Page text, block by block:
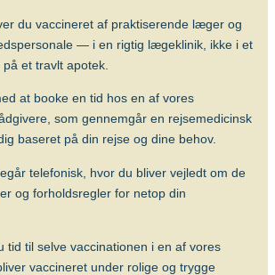
med tuberkulose. Børn op til 12
gavn af at blive vaccineret
(BCG), evt. forudgået af
skal man vaccineres?
bør gives 6-8 uger før afrejse.
én dosis intrakutant (i
du vaccineret af praktiserende læger og
— i en rigtig lægeklinik, ikke i et
et travlt apotek.
at booke en tid hos en af vores
som gennemgår en rejsemedicinsk
baseret på din rejse og dine behov.
telefonisk, hvor du bliver vejledt om de
og forholdsregler for netop din
tid til selve vaccinationen i en af vores
vaccineret under rolige og trygge